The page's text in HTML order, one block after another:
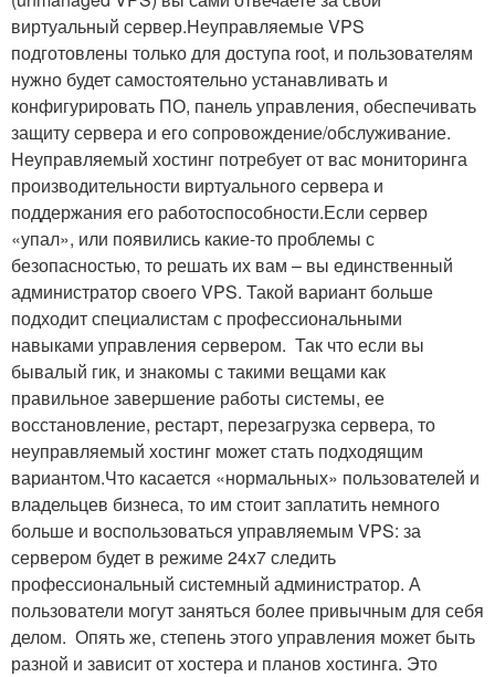
виртуальный сервер.Неуправляемые VPS
подготовлены только для доступа root, и пользователям
нужно будет самостоятельно устанавливать и
конфигурировать ПО, панель управления, обеспечивать
защиту сервера и его сопровождение/обслуживание.
Неуправляемый хостинг потребует от вас мониторинга
производительности виртуального сервера и
поддержания его работоспособности.Если сервер
«упал», или появились какие-то проблемы с
безопасностью, то решать их вам – вы единственный
администратор своего VPS. Такой вариант больше
подходит специалистам с профессиональными
навыками управления сервером. Так что если вы
бывалый гик, и знакомы с такими вещами как
правильное завершение работы системы, ее
восстановление, рестарт, перезагрузка сервера, то
неуправляемый хостинг может стать подходящим
вариантом.Что касается «нормальных» пользователей и
владельцев бизнеса, то им стоит заплатить немного
больше и воспользоваться управляемым VPS: за
сервером будет в режиме 24x7 следить
профессиональный системный администратор. А
пользователи могут заняться более привычным для себя
делом. Опять же, степень этого управления может быть
разной и зависит от хостера и планов хостинга. Это